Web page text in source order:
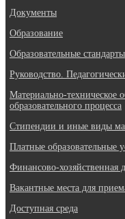
Документы
Образование
Образовательные стандарты
Руководство.
Материально-техническое
образовательного процесса
Стипендии и иные виды
Платные образовательные
Финансово-хозяйственная
Вакантные места для
Доступная среда